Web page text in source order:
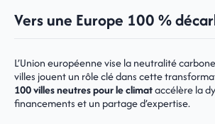
Vers une Europe 100 %
L’Union européenne vise la neutralité
villes jouent un rôle clé dans cette
100 villes neutres pour le climataccélère la
financements et un partage d’expertise.